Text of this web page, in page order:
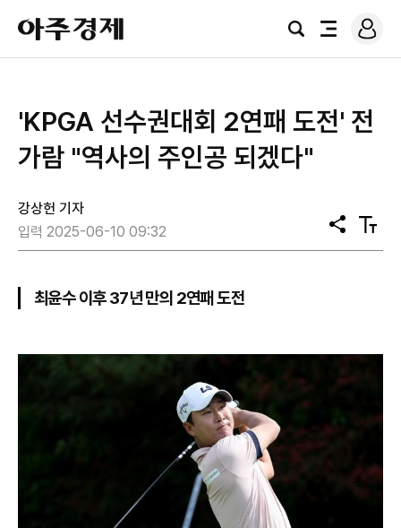
아
주
경
검
전
로
그
'KPGA 선수권대회 2연패 도전' 전
가람 "역사의 주인공 되겠다"
강상헌 기자
입력 2025-06-10 09:32
공
유
텍
스
최윤수 이후 37년 만의 2연패 도전